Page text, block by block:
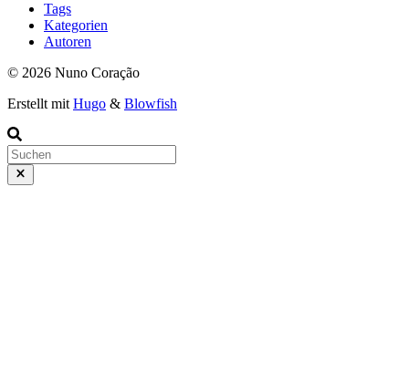
Tags
Kategorien
Autoren
© 2026 Nuno Coração
Erstellt mit Hugo & Blowfish